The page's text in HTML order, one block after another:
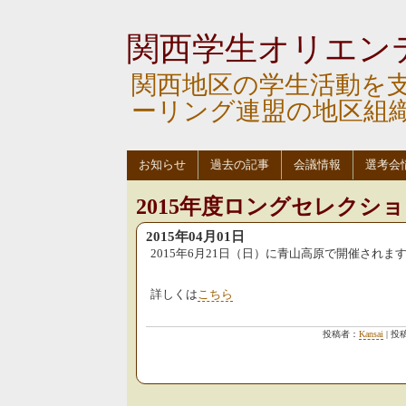
関西学生オリエン
関西地区の学生活動を
ーリング連盟の地区組
お知らせ 過去の記事 会議情報 選考会
2015年度ロングセレクシ
2015年04月01日
2015年6月21日（日）に青山高原で開催されま
詳しくは こちら
投稿者： Kansai | 投